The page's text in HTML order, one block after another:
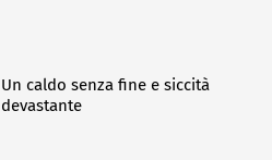
Un caldo senza fine e siccità
devastante